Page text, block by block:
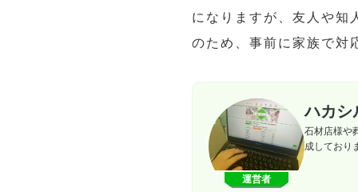
になりますが、友人や知
のため、事前に家族で対
運営者
ハカシ
石材店様や
成しており